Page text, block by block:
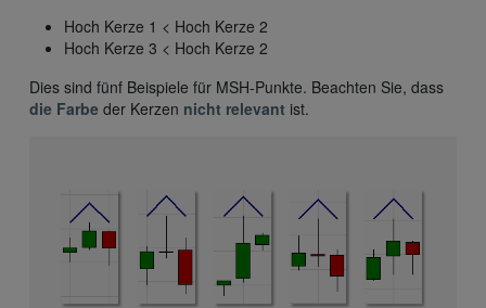
Hoch Kerze 1 < Hoch Kerze 2
Hoch Kerze 3 < Hoch Kerze 2
Dies sind fünf Beispiele für MSH-Punkte. Beachten Sie, dass
die Farbe der Kerzen nicht relevant ist.